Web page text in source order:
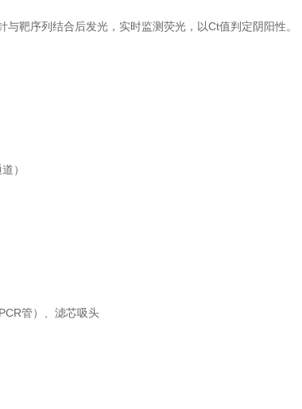
与靶序列结合后发光，实时监测荧光，以Ct值判定阴阳性。
）
管）、滤芯吸头